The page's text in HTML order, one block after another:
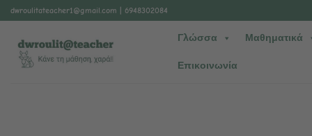
Μετάβαση
στο
περιεχόμενο
dwroulitateacher1@gmail.com | 6948302084
Γλώσσα Μαθηματικά
Επικοινωνία